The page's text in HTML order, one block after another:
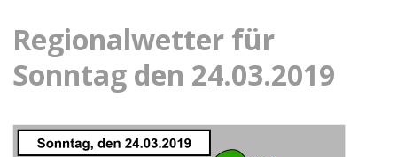
Regionalwetter für
Sonntag den 24.03.2019